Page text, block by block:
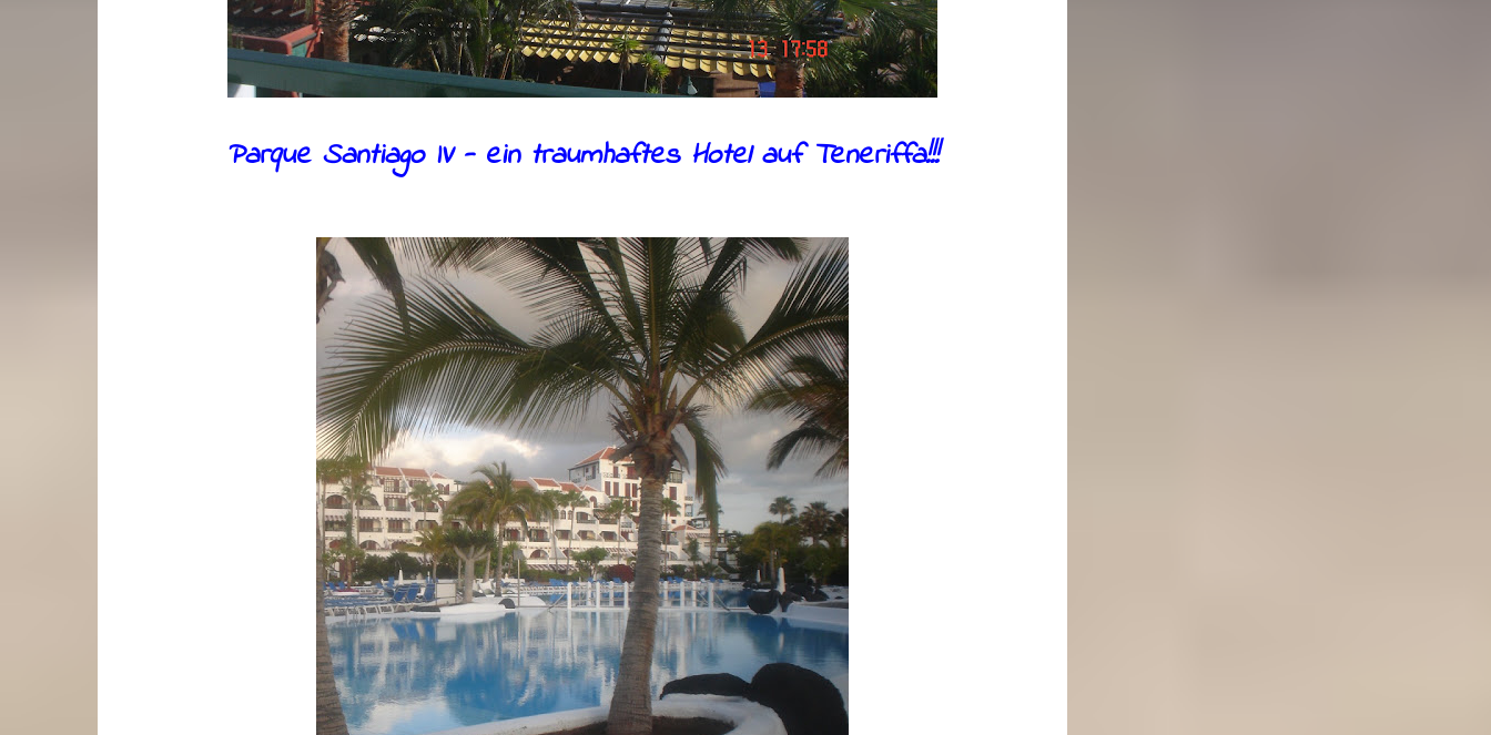
Parque Santiago IV - ein traumhaftes Hotel auf Teneriffa!!!